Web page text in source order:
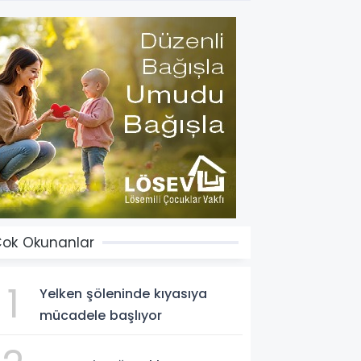
Okunanlar
1
Yelken şöleninde kıyasıya
mücadele başlıyor